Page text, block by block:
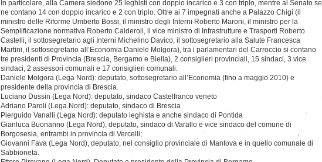
In particolare, alla Camera siedono 25 leghisti con doppio incarico e 3 con triplo, mentre al Senato se
ne contano 14 con doppio incarico e 2 con triplo. Oltre ai 7 impegnati anche a Palazzo Chigi (il
ministro delle Riforme Umberto Bossi, il ministro degli Interni Roberto Maroni, il ministro per la
Semplificazione normativa Roberto Calderoli, il vice ministro di Infrastrutture e Trasporti Roberto
Castelli, il sottosegretario agli Interni Michelino Davico, il sottosegretario alla Salute Francesca
Martini, il sottosegretario all’Economia Daniele Molgora), tra i parlamentari del Carroccio si contano
tre presidenti di Provincia (Brescia, Bergamo e Biella), 2 consiglieri provinciali, 15 sindaci, 3 vice
sindaci, 2 assessori comunali e 17 consiglieri comunali.
Daniele Molgora (Lega Nord): deputato, sottosegretario all’Economia (fino a maggio 2010) e
presidente della provincia di Brescia.
Luciano Dussin (Lega Nord): deputato, sindaco Castelfranco veneto
Adriano Paroli (Lega Nord): deputato, sindaco di Brescia
Pierguido Vanalli (Lega Nord): deputato leghista e anche sindaco di Pontida
Gianluca Buonanno (Lega Nord), deputato, sindaco di Varallo e vice sindaco del comune di
Borgosesia, entrambi in provincia di Vercelli;
Giovanni Fava (Lega Nord), deputato, nel consiglio provinciale di Mantova e in quello comunale di
Sabbioneta.